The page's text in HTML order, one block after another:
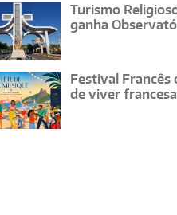
Turismo
ganha
Festival Francês
de viver